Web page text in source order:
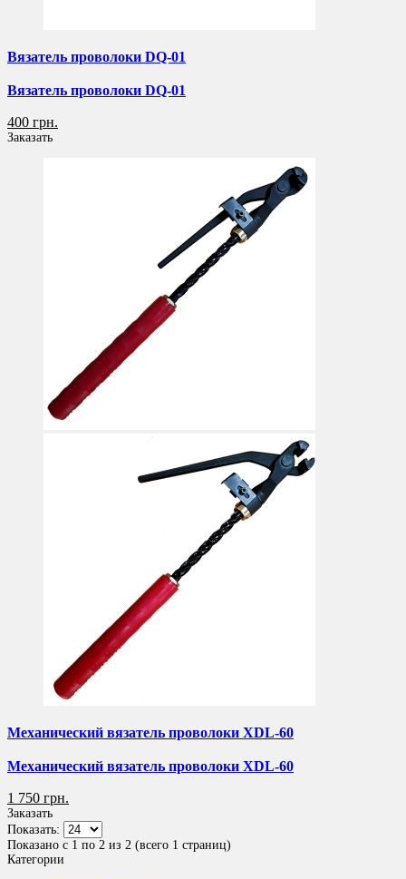
Вязатель проволоки DQ-01
Вязатель проволоки DQ-01
400 грн.
Заказать
Механический вязатель проволоки XDL-60
Механический вязатель проволоки XDL-60
1 750 грн.
Заказать
Показать:
Показано с 1 по 2 из 2 (всего 1 страниц)
Категории